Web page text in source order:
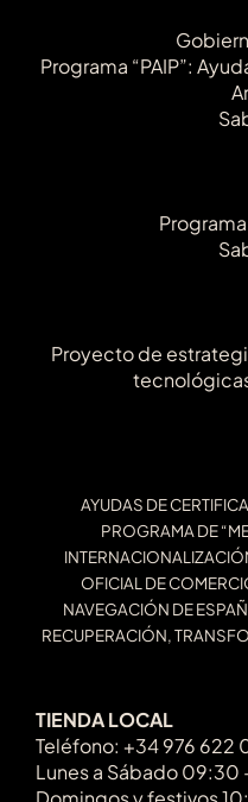
Programa “PAIP”:
Programa
Proyecto de
AYUDAS DE
PROGRAMA DE
OFICIAL DE
NAVEGACIÓN DE
RECUPERACIÓN,
TIENDA LOCAL
Teléfono: +34 976 622
Lunes a Sábado 09:30